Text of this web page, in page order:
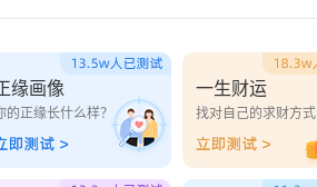
缘画像
的正缘长什么样？
一生财运
找对自己的求财方式